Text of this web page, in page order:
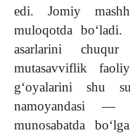
edi. Jomiy
muloqotda
asarlarini
mutasavviflik
gʻoyalarini shu
namoyandasi
munosabatda